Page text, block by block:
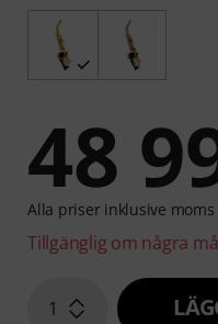
48
Alla priser inklusive moms
Tillgänglig om några
1